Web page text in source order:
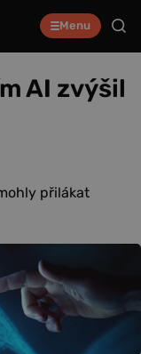
Menu
AI zvýšil
přilákat